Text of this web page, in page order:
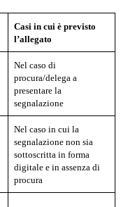
Casi in cui è previsto
l’allegato
Nel caso di
procura/delega a
presentare la
segnalazione
Nel caso in cui la
segnalazione non sia
sottoscritta in forma
digitale e in assenza di
procura